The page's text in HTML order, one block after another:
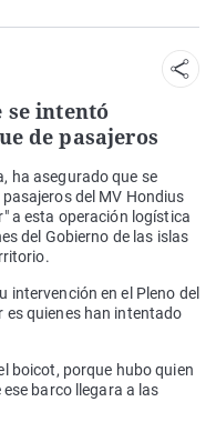
se intentó
de pasajeros
ha asegurado que se
del MV Hondius
a esta operación logística
del Gobierno de las islas
en el Pleno del
es quienes han intentado
boicot, porque hubo quien
barco llegara a las